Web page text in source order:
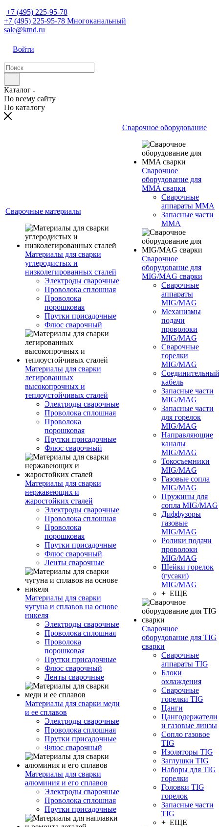
+7 (495) 225-95-78
+7 (495) 225-95-78 Многоканальный
sale@ktnd.ru
Войти
Каталог
По всему сайту
По каталогу
Сварочные материалы
Материалы для сварки
углеродистых и
низколегированных сталей
Электроды сварочные
Проволока сплошная
Проволока
порошковая
Прутки присадочные
Флюс сварочный
Материалы для сварки
легированных
высокопрочных и
теплоустойчивых сталей
Электроды сварочные
Проволока сплошная
Проволока
порошковая
Прутки присадочные
Флюс сварочный
Материалы для сварки
нержавеющих и
жаростойких сталей
Электроды сварочные
Проволока сплошная
Проволока
порошковая
Прутки присадочные
Флюс сварочный
Ленты сварочные
Материалы для сварки
чугуна и сплавов на основе
никеля
Электроды сварочные
Проволока сплошная
Проволока
порошковая
Прутки присадочные
Флюс сварочный
Ленты сварочные
Материалы для сварки меди
и ее сплавов
Электроды сварочные
Проволока сплошная
Прутки присадочные
Флюс сварочный
Материалы для сварки
алюминия и его сплавов
Электроды сварочные
Проволока сплошная
Прутки присадочные
Сварочное оборудование
Сварочное
оборудование для
MMA сварки
Сварочные
аппараты MMA
Запасные части
MMA
Сварочное
оборудование для
MIG/MAG сварки
Сварочные
аппараты
MIG/MAG
Механизмы
подачи
проволоки
MIG/MAG
Сварочные
горелки
MIG/MAG
Соединительный
кабель
Запасные части
MIG/MAG
Запасные части
для горелок
MIG/MAG
Направляющие
каналы
MIG/MAG
Токосъемники
MIG/MAG
Газовые сопла
MIG/MAG
Пружины для
сопла MIG/MAG
Диффузоры
газовые
MIG/MAG
Ролики подачи
проволоки
MIG/MAG
Шейки горелок
(гусаки)
MIG/MAG
+ ЕЩЕ
Сварочное
оборудование для TIG
сварки
Сварочные
аппараты TIG
Блоки
охлаждения
Сварочные
горелки TIG
Цанги
Цангодержатели
и газовые линзы
Сопло газовое
TIG
Изоляторы TIG
Заглушки TIG
Наборы для TIG
горелки
Головки TIG
горелок
Запасные части
TIG
+ ЕЩЕ